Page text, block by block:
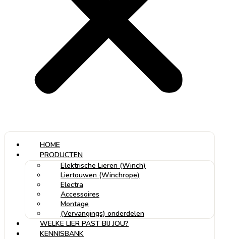
HOME
PRODUCTEN
Elektrische Lieren (Winch)
Liertouwen (Winchrope)
Electra
Accessoires
Montage
(Vervangings) onderdelen
WELKE LIER PAST BIJ JOU?
KENNISBANK